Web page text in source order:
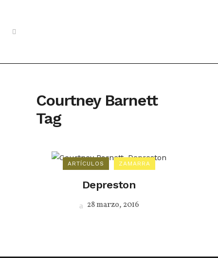
Courtney Barnett
Tag
ARTÍCULOS ZAMARRA
Depreston
28 marzo, 2016